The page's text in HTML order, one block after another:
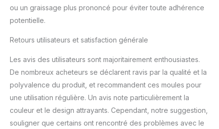
ou un graissage plus prononcé pour éviter toute adhérence
potentielle.
Retours utilisateurs et satisfaction générale
Les avis des utilisateurs sont majoritairement enthousiastes.
De nombreux acheteurs se déclarent ravis par la qualité et la
polyvalence du produit, et recommandent ces moules pour
une utilisation régulière. Un avis note particulièrement la
couleur et le design attrayants. Cependant, notre suggestion,
souligner que certains ont rencontré des problèmes avec le